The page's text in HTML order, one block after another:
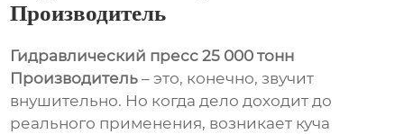
Производитель
Гидравлический пресс 25 000 тонн
Производитель – это, конечно, звучит
внушительно. Но когда дело доходит до
реального применения, возникает куча